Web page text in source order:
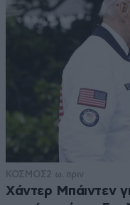
ΚΟΣΜΟΣ2 ω. πριν
Χάντερ Μπάιντεν